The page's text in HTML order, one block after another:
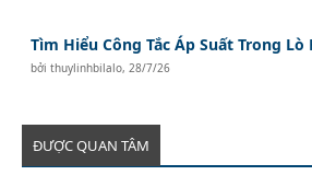
Tìm Hiểu Công Tắc Áp Suất Trong Lò
bởithuylinhbilalo, 28/7/26
ĐƯỢC QUAN TÂM